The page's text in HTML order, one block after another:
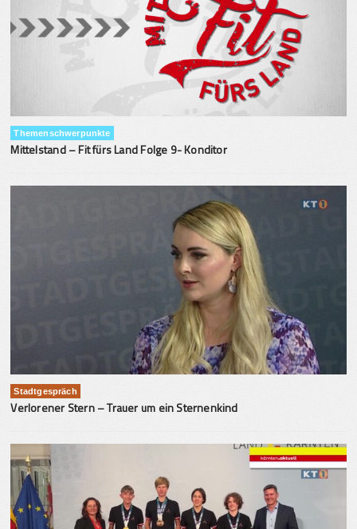
Themenschwerpunkte
Mittelstand – Fit fürs Land Folge 9- Konditor
Stadtgespräch
Verlorener Stern – Trauer um ein Sternenkind